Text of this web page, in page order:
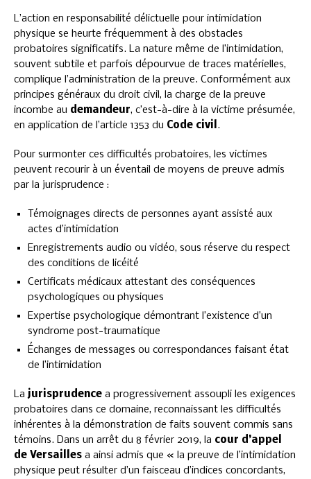
L’action en responsabilité délictuelle pour intimidation
physique se heurte fréquemment à des obstacles
probatoires significatifs. La nature même de l’intimidation,
souvent subtile et parfois dépourvue de traces matérielles,
complique l’administration de la preuve. Conformément aux
principes généraux du droit civil, la charge de la preuve
incombe au demandeur, c’est-à-dire à la victime présumée,
en application de l’article 1353 du Code civil .
Pour surmonter ces difficultés probatoires, les victimes
peuvent recourir à un éventail de moyens de preuve admis
par la jurisprudence :
Témoignages directs de personnes ayant assisté aux
actes d’intimidation
Enregistrements audio ou vidéo, sous réserve du respect
des conditions de licéité
Certificats médicaux attestant des conséquences
psychologiques ou physiques
Expertise psychologique démontrant l’existence d’un
syndrome post-traumatique
Échanges de messages ou correspondances faisant état
de l’intimidation
La jurisprudence a progressivement assoupli les exigences
probatoires dans ce domaine, reconnaissant les difficultés
inhérentes à la démonstration de faits souvent commis sans
témoins. Dans un arrêt du 8 février 2019, la cour d’appel
de Versailles a ainsi admis que « la preuve de l’intimidation
physique peut résulter d’un faisceau d’indices concordants,